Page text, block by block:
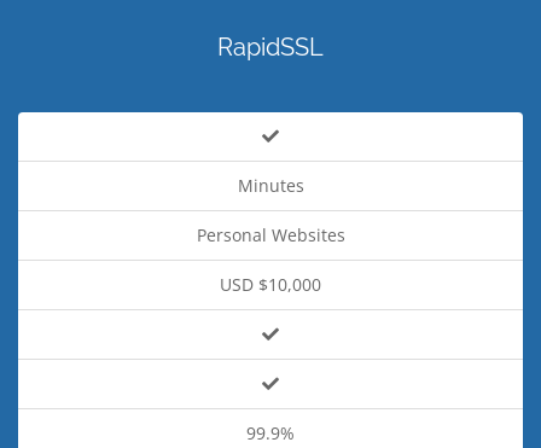
RapidSSL
Minutes
Personal Websites
USD $10,000
99.9%